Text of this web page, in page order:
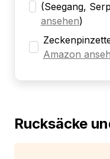
(Seegang,
ansehen)
Amazon
Rucksäcke